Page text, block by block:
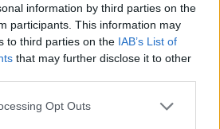
information by third parties on the
participants. This information may
to third parties on the IAB’s List of
that may further disclose it to other
Opt Outs
ki szűz lévén
lettél!”
atya. Hozzátette, a
ezen jelmondatához